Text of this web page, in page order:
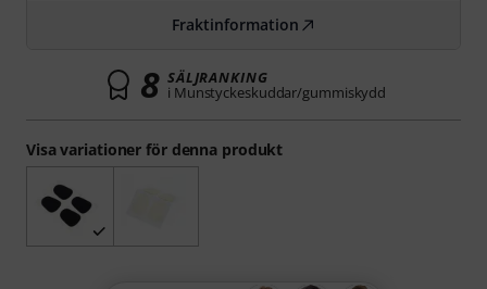
Visa variationer för denna produkt
Fraktinformation
8 SÄLJRANKING
i Munstyckeskuddar/gummiskydd